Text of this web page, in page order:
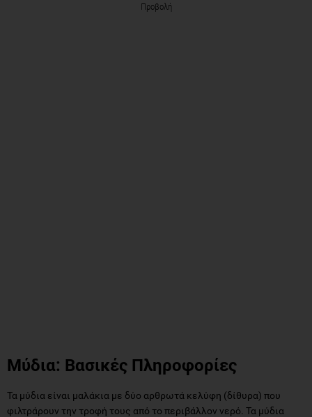
Προβολή
Μύδια: Βασικές Πληροφορίες
Τα μύδια είναι μαλάκια με δύο αρθρωτά κελύφη (δίθυρα) που
φιλτράρουν την τροφή τους από το περιβάλλον νερό. Τα μύδια